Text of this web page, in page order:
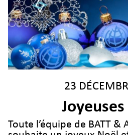
23
Toute l’équipe de BATT &